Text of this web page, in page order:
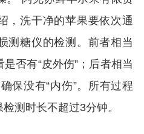
，洗干净的苹果要依次通
测糖仪的检测。前者相当
否有“皮外伤”；后者相当
保没有“内伤”。所有过程
测时长不超过3分钟。